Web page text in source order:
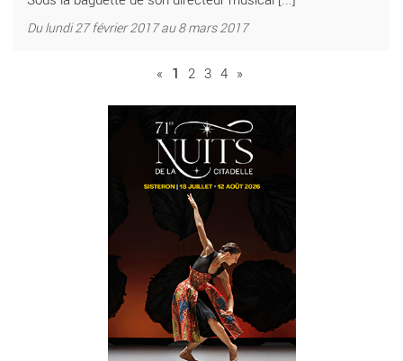
Du lundi 27 février 2017 au 8 mars 2017
« 1 2 3 4 »